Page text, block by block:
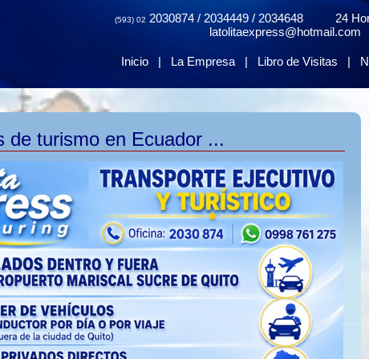
(593) 02 2030874 / 2034449 / 2034648 24
Inicio | La Empresa | Libro de Visitas |
de turismo en Ecuador ...